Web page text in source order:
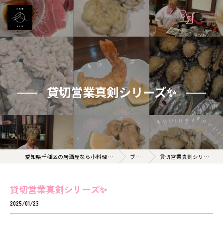
貸切営業真剣シリーズ✨
愛知県千種区の居酒屋なら小料理 久 KYU ブログ 貸切営業真剣シリーズ✨
貸切営業真剣シリーズ✨
2025/01/23